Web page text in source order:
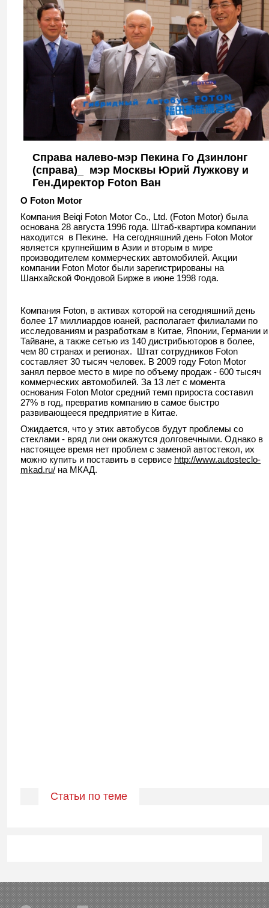
Справа налево-мэр Пекина Го Дзинлонг
(справа)_ мэр Москвы Юрий Лужкову и
Ген.Директор Foton Ван
О Foton Motor
Компания Beiqi Foton Motor Co., Ltd. (Foton Motor) была
основана 28 августа 1996 года. Штаб-квартира компании
находится в Пекине. На сегодняшний день Foton Motor
является крупнейшим в Азии и вторым в мире
производителем коммерческих автомобилей. Акции
компании Foton Motor были зарегистрированы на
Шанхайской Фондовой Бирже в июне 1998 года.
Компания Foton, в активах которой на сегодняшний день
более 17 миллиардов юаней, располагает филиалами по
исследованиям и разработкам в Китае, Японии, Германии и
Тайване, а также сетью из 140 дистрибьюторов в более,
чем 80 странах и регионах. Штат сотрудников Foton
составляет 30 тысяч человек. В 2009 году Foton Motor
занял первое место в мире по объему продаж - 600 тысяч
коммерческих автомобилей. За 13 лет с момента
основания Foton Motor средний темп прироста составил
27% в год, превратив компанию в самое быстро
развивающееся предприятие в Китае.
Ожидается, что у этих автобусов будут проблемы со
стеклами - вряд ли они окажутся долговечными. Однако в
настоящее время нет проблем с заменой автостекол, их
можно купить и поставить в сервисе http://www.autosteclo-
mkad.ru/ на МКАД.
Статьи по теме